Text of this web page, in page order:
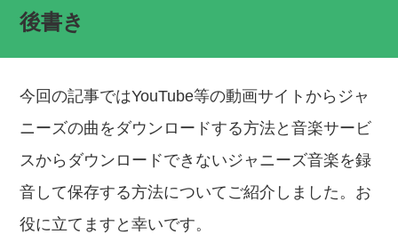
後書き
今回の記事ではYouTube等の動画サイトからジャ
ニーズの曲をダウンロードする方法と音楽サービ
スからダウンロードできないジャニーズ音楽を録
音して保存する方法についてご紹介しました。お
役に立てますと幸いです。